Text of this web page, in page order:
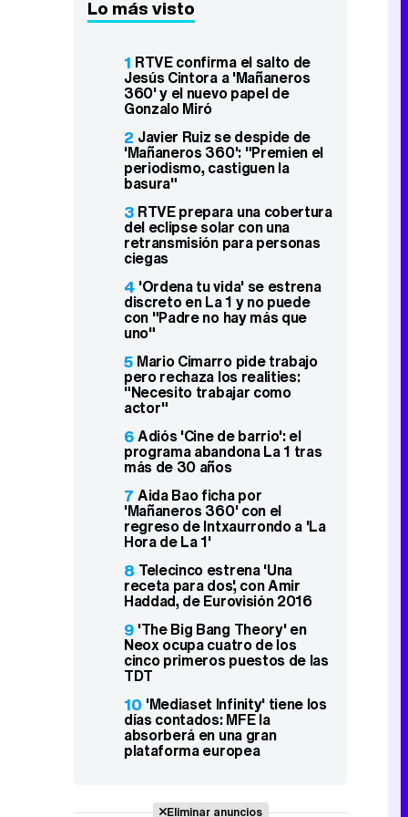
Lo más visto
1 RTVE confirma el salto de
Jesús Cintora a 'Mañaneros
360' y el nuevo papel de
Gonzalo Miró
2 Javier Ruiz se despide de
'Mañaneros 360': "Premien el
periodismo, castiguen la
basura"
3 RTVE prepara una cobertura
del eclipse solar con una
retransmisión para personas
ciegas
4 'Ordena tu vida' se estrena
discreto en La 1 y no puede
con "Padre no hay más que
uno"
5 Mario Cimarro pide trabajo
pero rechaza los realities:
"Necesito trabajar como
actor"
6Adiós 'Cine de barrio': el
programa abandona La 1 tras
más de 30 años
7 Aida Bao ficha por
'Mañaneros 360' con el
regreso de Intxaurrondo a 'La
Hora de La 1'
8 Telecinco estrena 'Una
receta para dos', con Amir
Haddad, de Eurovisión 2016
9 'The Big Bang Theory' en
Neox ocupa cuatro de los
cinco primeros puestos de las
TDT
10 'Mediaset Infinity' tiene los
días contados: MFE la
absorberá en una gran
plataforma europea
Eliminar anuncios